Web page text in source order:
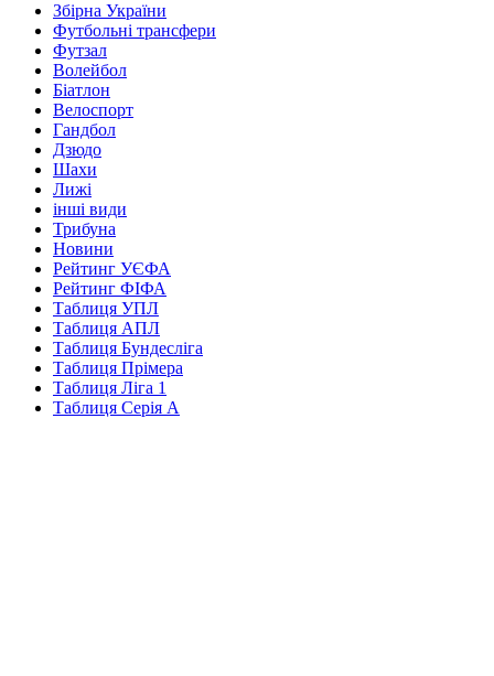
Збірна України
Футбольні трансфери
Футзал
Волейбол
Біатлон
Велоспорт
Гандбол
Дзюдо
Шахи
Лижі
інші види
Трибуна
Новини
Рейтинг УЄФА
Рейтинг ФІФА
Таблиця УПЛ
Таблиця АПЛ
Таблиця Бундесліга
Таблиця Прімера
Таблиця Ліга 1
Таблиця Серія А